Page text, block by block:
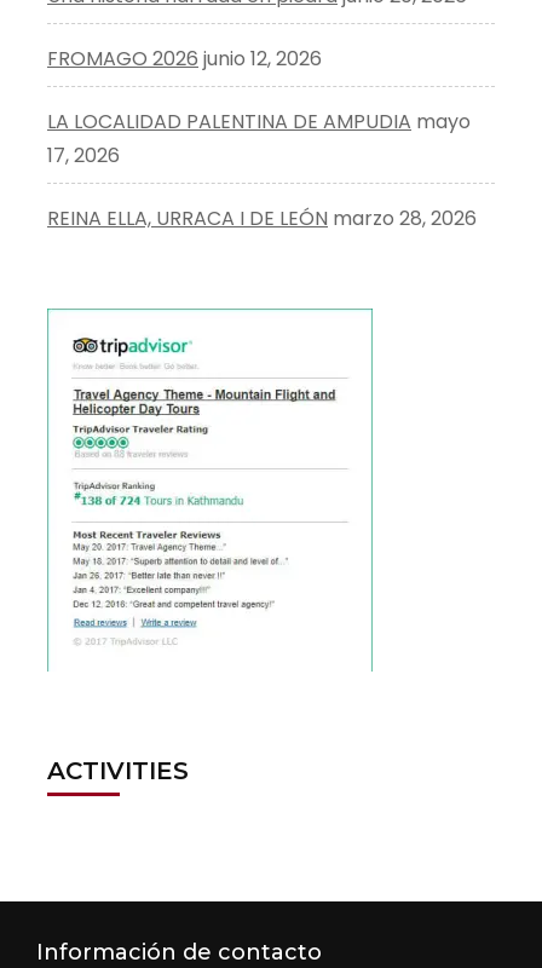
FROMAGO 2026 junio 12, 2026
LA LOCALIDAD PALENTINA DE AMPUDIA mayo
17, 2026
REINA ELLA, URRACA I DE LEÓN marzo 28, 2026
ACTIVITIES
Información de contacto